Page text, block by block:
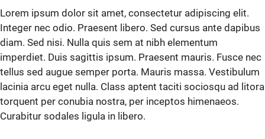
Lorem ipsum dolor sit amet, consectetur adipiscing elit.
Integer nec odio. Praesent libero. Sed cursus ante dapibus
diam. Sed nisi. Nulla quis sem at nibh elementum
imperdiet. Duis sagittis ipsum. Praesent mauris. Fusce nec
tellus sed augue semper porta. Mauris massa. Vestibulum
lacinia arcu eget nulla. Class aptent taciti sociosqu ad litora
torquent per conubia nostra, per inceptos himenaeos.
Curabitur sodales ligula in libero.